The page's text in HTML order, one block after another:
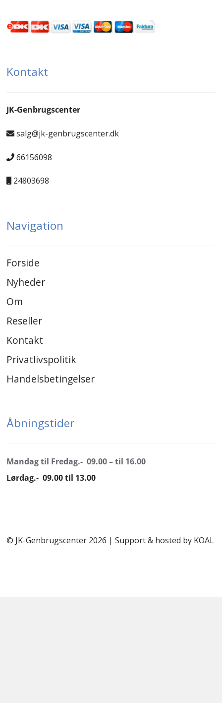
Kontakt
JK-Genbrugscenter
salg@jk-genbrugscenter.dk
66156098
24803698
Navigation
Forside
Nyheder
Om
Reseller
Kontakt
Privatlivspolitik
Handelsbetingelser
Åbningstider
Mandag til Fredag.- 09.00 – til 16.00
Lørdag.- 09.00 til 13.00
© JK-Genbrugscenter 2026 | Support & hosted by KOAL